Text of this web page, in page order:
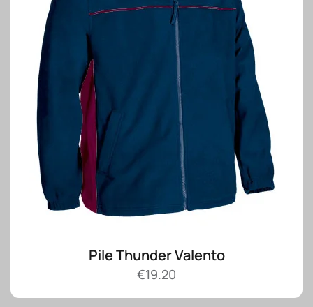
Pile Thunder Valento
€19.20